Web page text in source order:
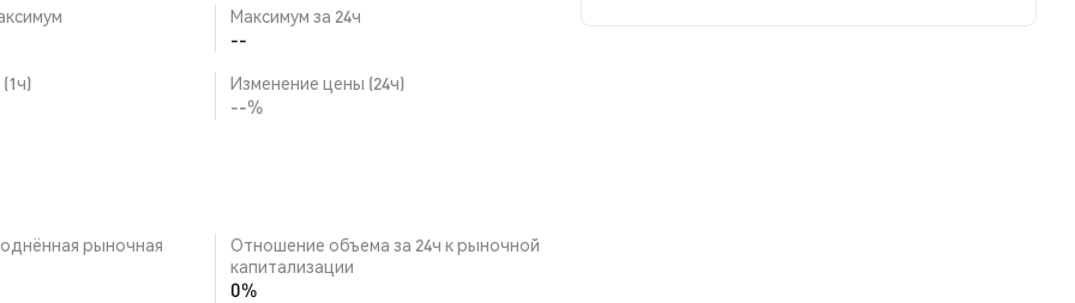
Максимум за 24ч
--
Изменение цены (24ч)
--%
рыночная
Отношение объема за 24ч к рыночной
капитализации
0%